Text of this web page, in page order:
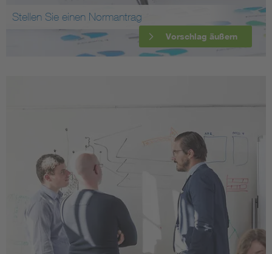
Stellen Sie einen Normantrag
Vorschlag äußern